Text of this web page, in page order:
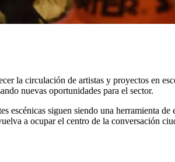
la circulación de artistas y proyectos en
nuevas oportunidades para el sector.
escénicas siguen siendo una herramienta
a ocupar el centro de la conversación